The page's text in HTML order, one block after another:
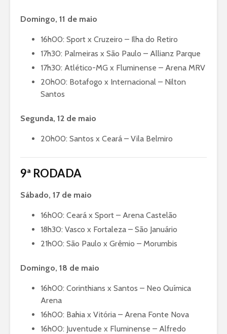
Domingo, 11 de maio
16h00: Sport x Cruzeiro – Ilha do Retiro
17h30: Palmeiras x São Paulo – Allianz Parque
17h30: Atlético-MG x Fluminense – Arena MRV
20h00: Botafogo x Internacional – Nilton
Santos
Segunda, 12 de maio
20h00: Santos x Ceará – Vila Belmiro
9ª RODADA
Sábado, 17 de maio
16h00: Ceará x Sport – Arena Castelão
18h30: Vasco x Fortaleza – São Januário
21h00: São Paulo x Grêmio – Morumbis
Domingo, 18 de maio
16h00: Corinthians x Santos – Neo Química
Arena
16h00: Bahia x Vitória – Arena Fonte Nova
16h00: Juventude x Fluminense – Alfredo